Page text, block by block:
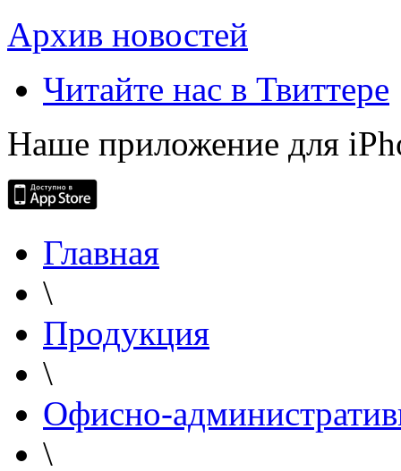
Архив новостей
Читайте нас в Твиттере
Наше приложение для
Главная
\
Продукция
\
Офисно-
\